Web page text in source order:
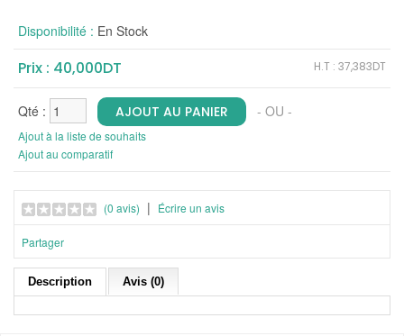
Disponibilité : En Stock
Prix : 40,000DT H.T : 37,383DT
Qté : - OU -
Ajout à la liste de souhaits
Ajout au comparatif
(0 avis) | Écrire un avis
Partager
Description Avis (0)